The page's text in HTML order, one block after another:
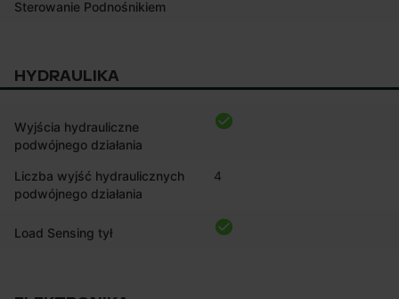
Sterowanie Podnośnikiem
HYDRAULIKA
Wyjścia hydrauliczne
podwójnego działania
Liczba wyjść hydraulicznych
podwójnego działania
4
Load Sensing tył